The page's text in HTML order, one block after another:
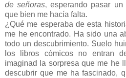
de señoras, esperando pasar
que bien me hacía falta.
¿Qué me esperaba de esta
me he encontrado. Ha sido una
todo un descubrimiento. Suelo
los libros cómicos no entran
imaginad la sorpresa que me he
descubrir que me ha fascinado,